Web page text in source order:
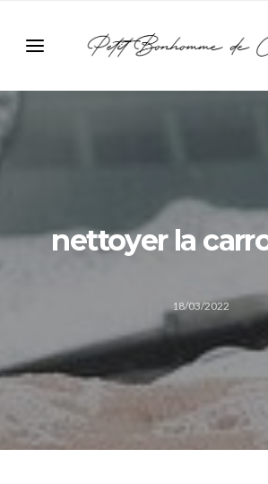
nettoyer la
18/03/2022